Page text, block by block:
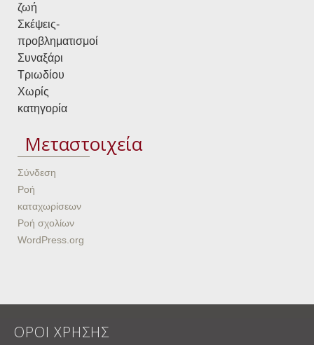
ζωή
Σκέψεις-
προβληματισμοί
Συναξάρι
Τριωδίου
Χωρίς
κατηγορία
Μεταστοιχεία
Σύνδεση
Ροή
καταχωρίσεων
Ροή σχολίων
WordPress.org
ΟΡΟΙ ΧΡΗΣΗΣ